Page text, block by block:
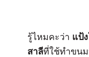
รู้ไหมคะว่า แป้
สาลีที่ใช้ทำขนม